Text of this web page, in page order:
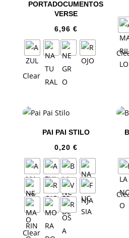
PORTADOCUMENTOS
VERSE
6,96 €
Clear
PAI PAI STILO
0,20 €
Clear